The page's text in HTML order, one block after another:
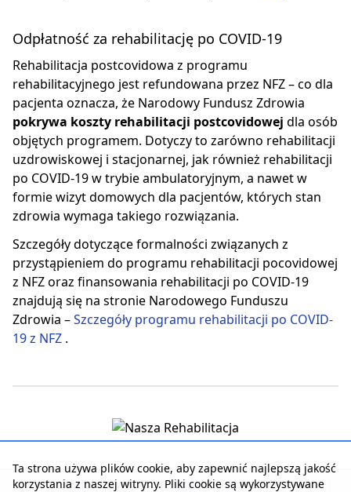
Odpłatność za rehabilitację po COVID-19
Rehabilitacja postcovidowa z programu
rehabilitacyjnego jest refundowana przez NFZ – co dla
pacjenta oznacza, że Narodowy Fundusz Zdrowia
pokrywa koszty rehabilitacji postcovidowej dla osób
objętych programem. Dotyczy to zarówno rehabilitacji
uzdrowiskowej i stacjonarnej, jak również rehabilitacji
po COVID-19 w trybie ambulatoryjnym, a nawet w
formie wizyt domowych dla pacjentów, których stan
zdrowia wymaga takiego rozwiązania.
Szczegóły dotyczące formalności związanych z
przystąpieniem do programu rehabilitacji pocovidowej
z NFZ oraz finansowania rehabilitacji po COVID-19
znajdują się na stronie Narodowego Funduszu
Zdrowia –Szczegóły programu rehabilitacji po COVID-
19 z NFZ .
Strona główna | Kontakt z serwisem | Reklama w serwisie
Ta strona używa plików cookie, aby zapewnić najlepszą jakość
korzystania z naszej witryny. Pliki cookie są wykorzystywane